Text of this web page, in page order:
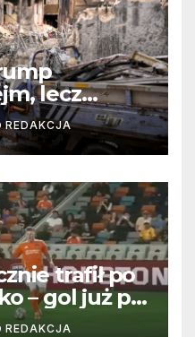
lecz
REDAKCJA
trafił po
– gol już po
REDAKCJA